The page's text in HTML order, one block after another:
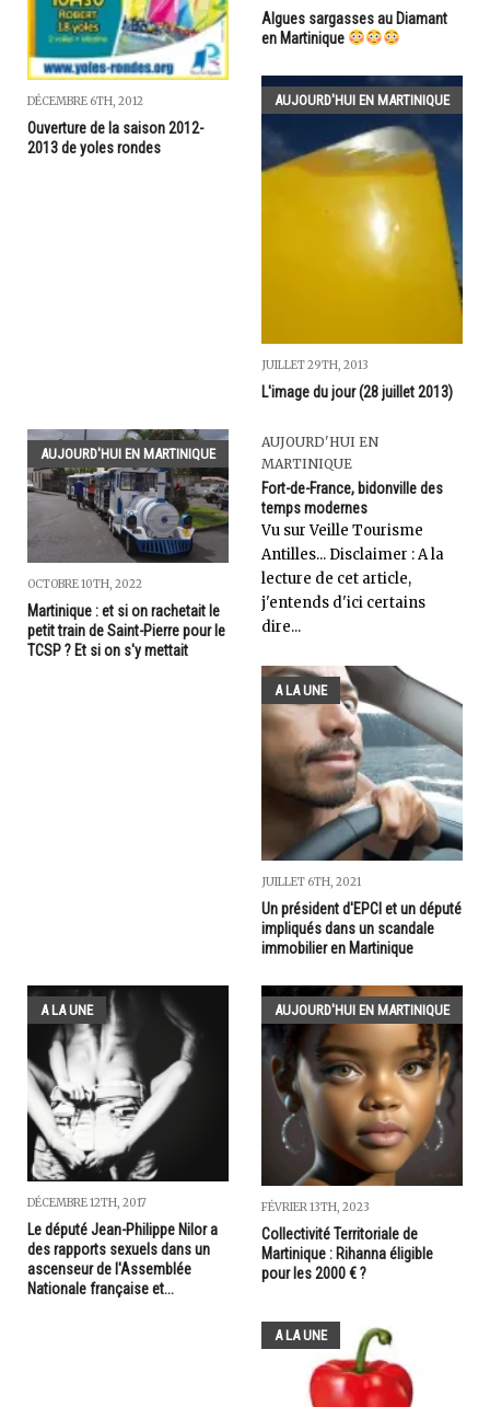
DÉCEMBRE 6TH, 2012
Ouverture de la saison 2012-
2013 de yoles rondes
Algues sargasses au Diamant
en Martinique
AUJOURD'HUI EN MARTINIQUE
JUILLET 29TH, 2013
L'image du jour (28 juillet 2013)
AUJOURD'HUI EN MARTINIQUE
OCTOBRE 10TH, 2022
Martinique : et si on rachetait le
petit train de Saint-Pierre pour le
TCSP ? Et si on s'y mettait
AUJOURD'HUI EN
MARTINIQUE
Fort-de-France, bidonville des
temps modernes
Vu sur Veille Tourisme
Antilles... Disclaimer : A la
lecture de cet article,
j'entends d'ici certains
dire...
A LA UNE
JUILLET 6TH, 2021
Un président d'EPCI et un député
impliqués dans un scandale
immobilier en Martinique
A LA UNE
DÉCEMBRE 12TH, 2017
Le député Jean-Philippe Nilor a
des rapports sexuels dans un
ascenseur de l'Assemblée
Nationale française et...
AUJOURD'HUI EN MARTINIQUE
FÉVRIER 13TH, 2023
Collectivité Territoriale de
Martinique : Rihanna éligible
pour les 2000 € ?
A LA UNE